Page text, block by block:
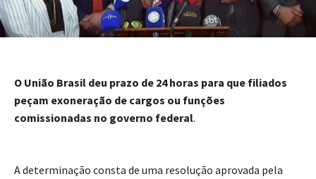
O União Brasil deu prazo de 24 horas para que filiados
peçam exoneração de cargos ou funções
comissionadas no governo federal.
A determinação consta de uma resolução aprovada pela